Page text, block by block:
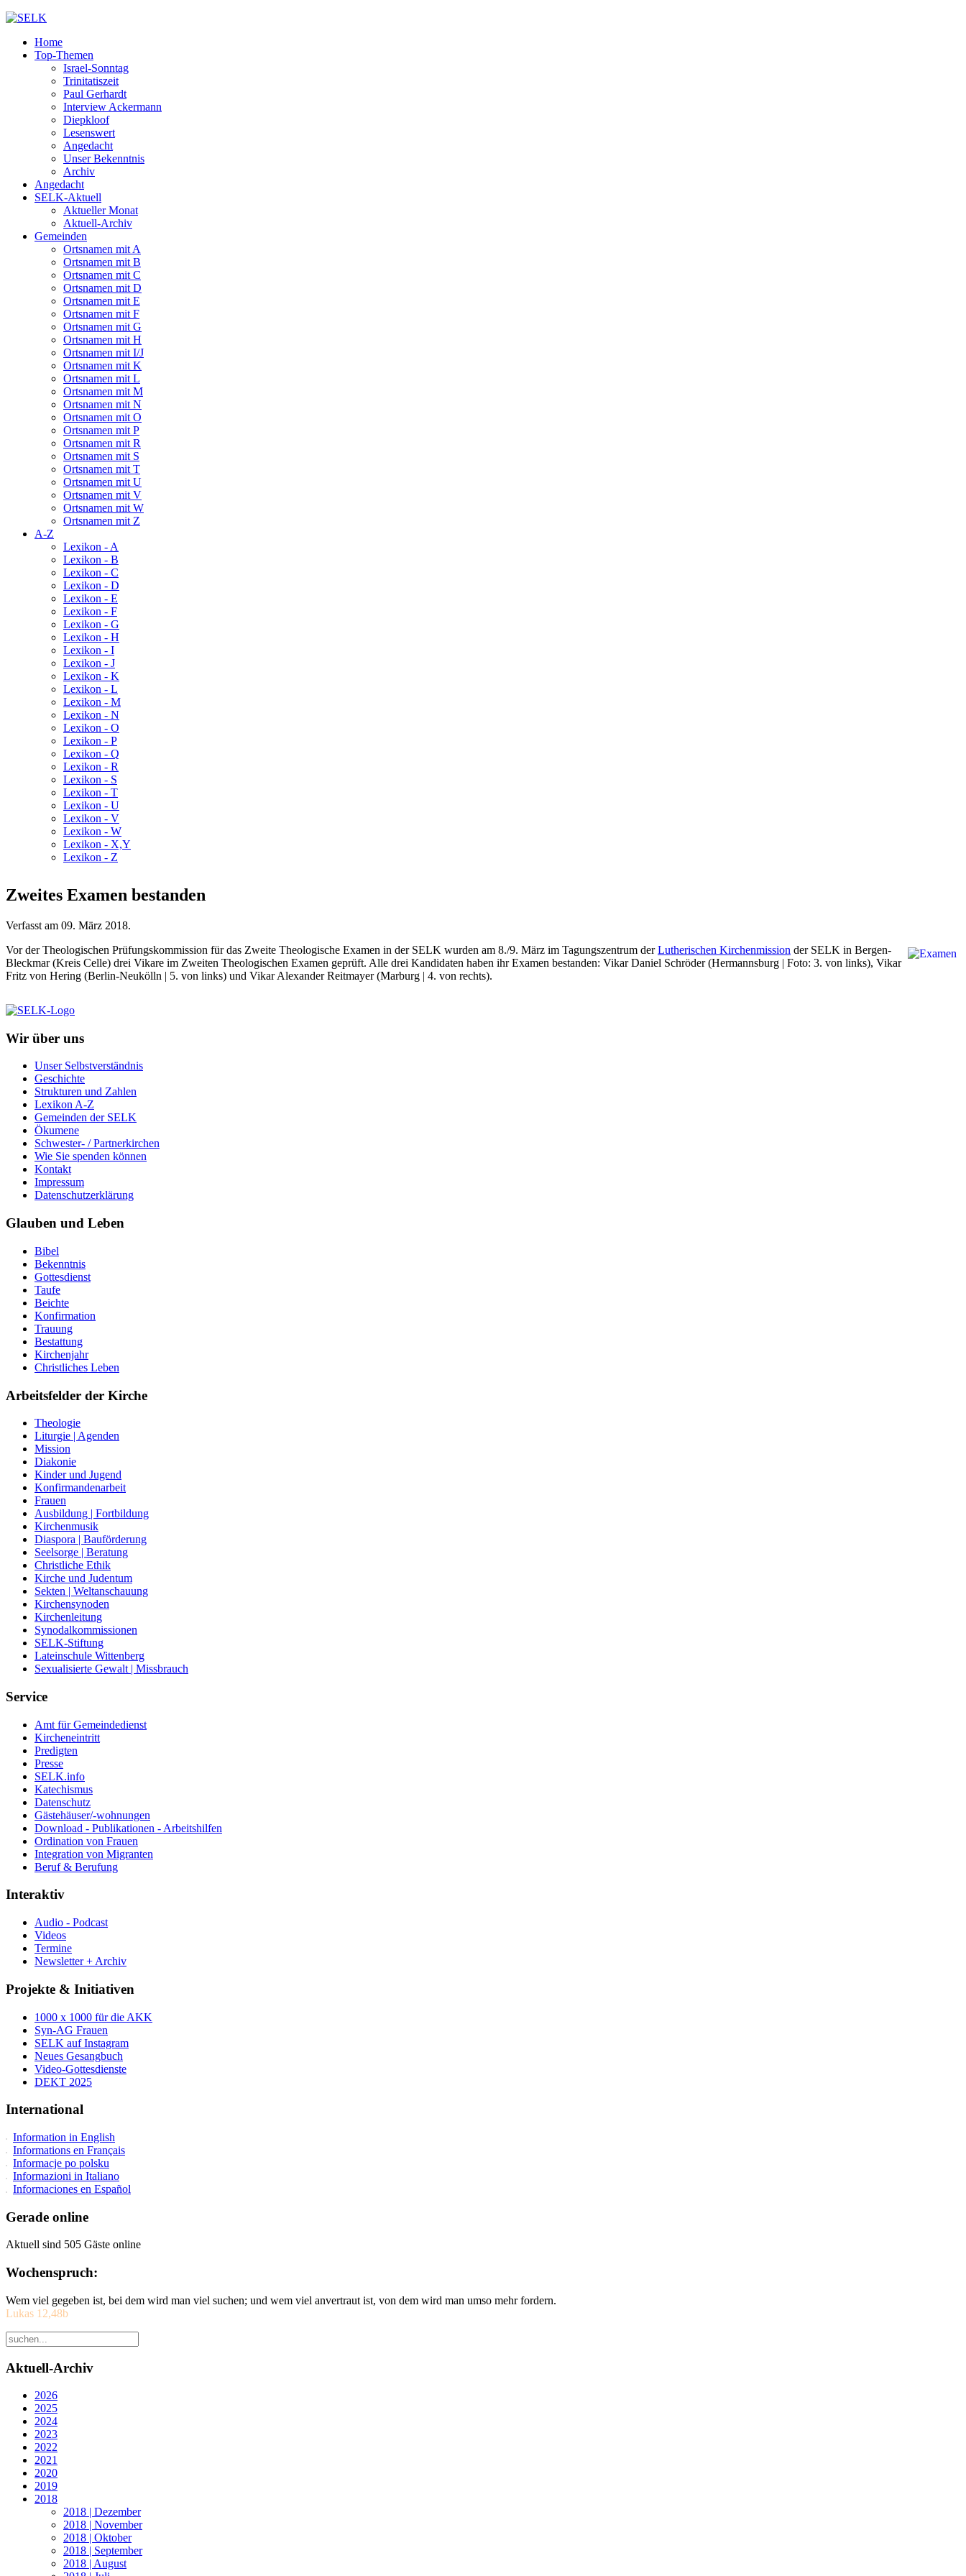
Home
Top-Themen
Israel-Sonntag
Trinitatiszeit
Paul Gerhardt
Interview Ackermann
Diepkloof
Lesenswert
Angedacht
Unser Bekenntnis
Archiv
Angedacht
SELK-Aktuell
Aktueller Monat
Aktuell-Archiv
Gemeinden
Ortsnamen mit A
Ortsnamen mit B
Ortsnamen mit C
Ortsnamen mit D
Ortsnamen mit E
Ortsnamen mit F
Ortsnamen mit G
Ortsnamen mit H
Ortsnamen mit I/J
Ortsnamen mit K
Ortsnamen mit L
Ortsnamen mit M
Ortsnamen mit N
Ortsnamen mit O
Ortsnamen mit P
Ortsnamen mit R
Ortsnamen mit S
Ortsnamen mit T
Ortsnamen mit U
Ortsnamen mit V
Ortsnamen mit W
Ortsnamen mit Z
A-Z
Lexikon - A
Lexikon - B
Lexikon - C
Lexikon - D
Lexikon - E
Lexikon - F
Lexikon - G
Lexikon - H
Lexikon - I
Lexikon - J
Lexikon - K
Lexikon - L
Lexikon - M
Lexikon - N
Lexikon - O
Lexikon - P
Lexikon - Q
Lexikon - R
Lexikon - S
Lexikon - T
Lexikon - U
Lexikon - V
Lexikon - W
Lexikon - X,Y
Lexikon - Z
Zweites Examen bestanden
Verfasst am 09. März 2018.
Vor der Theologischen Prüfungskommission für das Zweite Theologische Examen in der SELK wurden am 8./9. März im Tagungszentrum derLutherischen Kirchenmission der SELK in Bergen-
Bleckmar (Kreis Celle) drei Vikare im Zweiten Theologischen Examen geprüft. Alle drei Kandidaten haben ihr Examen bestanden: Vikar Daniel Schröder (Hermannsburg | Foto: 3. von links), Vikar
Fritz von Hering (Berlin-Neukölln | 5. von links) und Vikar Alexander Reitmayer (Marburg | 4. von rechts).
Wir über uns
Unser Selbstverständnis
Geschichte
Strukturen und Zahlen
Lexikon A-Z
Gemeinden der SELK
Ökumene
Schwester- / Partnerkirchen
Wie Sie spenden können
Kontakt
Impressum
Datenschutzerklärung
Glauben und Leben
Bibel
Bekenntnis
Gottesdienst
Taufe
Beichte
Konfirmation
Trauung
Bestattung
Kirchenjahr
Christliches Leben
Arbeitsfelder der Kirche
Theologie
Liturgie | Agenden
Mission
Diakonie
Kinder und Jugend
Konfirmandenarbeit
Frauen
Ausbildung | Fortbildung
Kirchenmusik
Diaspora | Bauförderung
Seelsorge | Beratung
Christliche Ethik
Kirche und Judentum
Sekten | Weltanschauung
Kirchensynoden
Kirchenleitung
Synodalkommissionen
SELK-Stiftung
Lateinschule Wittenberg
Sexualisierte Gewalt | Missbrauch
Service
Amt für Gemeindedienst
Kircheneintritt
Predigten
Presse
SELK.info
Katechismus
Datenschutz
Gästehäuser/-wohnungen
Download - Publikationen - Arbeitshilfen
Ordination von Frauen
Integration von Migranten
Beruf & Berufung
Interaktiv
Audio - Podcast
Videos
Termine
Newsletter + Archiv
Projekte & Initiativen
1000 x 1000 für die AKK
Syn-AG Frauen
SELK auf Instagram
Neues Gesangbuch
Video-Gottesdienste
DEKT 2025
International
Information in English
Informations en Français
Informacje po polsku
Informazioni in Italiano
Informaciones en Español
Gerade online
Aktuell sind 505 Gäste online
Wochenspruch:
Wem viel gegeben ist, bei dem wird man viel suchen; und wem viel anvertraut ist, von dem wird man umso mehr fordern.
Lukas 12,48b
Aktuell-Archiv
2026
2025
2024
2023
2022
2021
2020
2019
2018
2018 | Dezember
2018 | November
2018 | Oktober
2018 | September
2018 | August